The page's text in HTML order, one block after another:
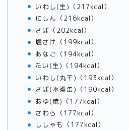
いわし(生)（217kcal）
にしん（216kcal）
さば（202kcal）
塩さけ（199kcal）
あなご（194kcal）
たい(生)（194kcal）
いわし(丸干)（193kcal）
さば(水煮缶)（190kcal）
あゆ(焼)（177kcal）
さわら（177kcal）
ししゃも（177kcal）